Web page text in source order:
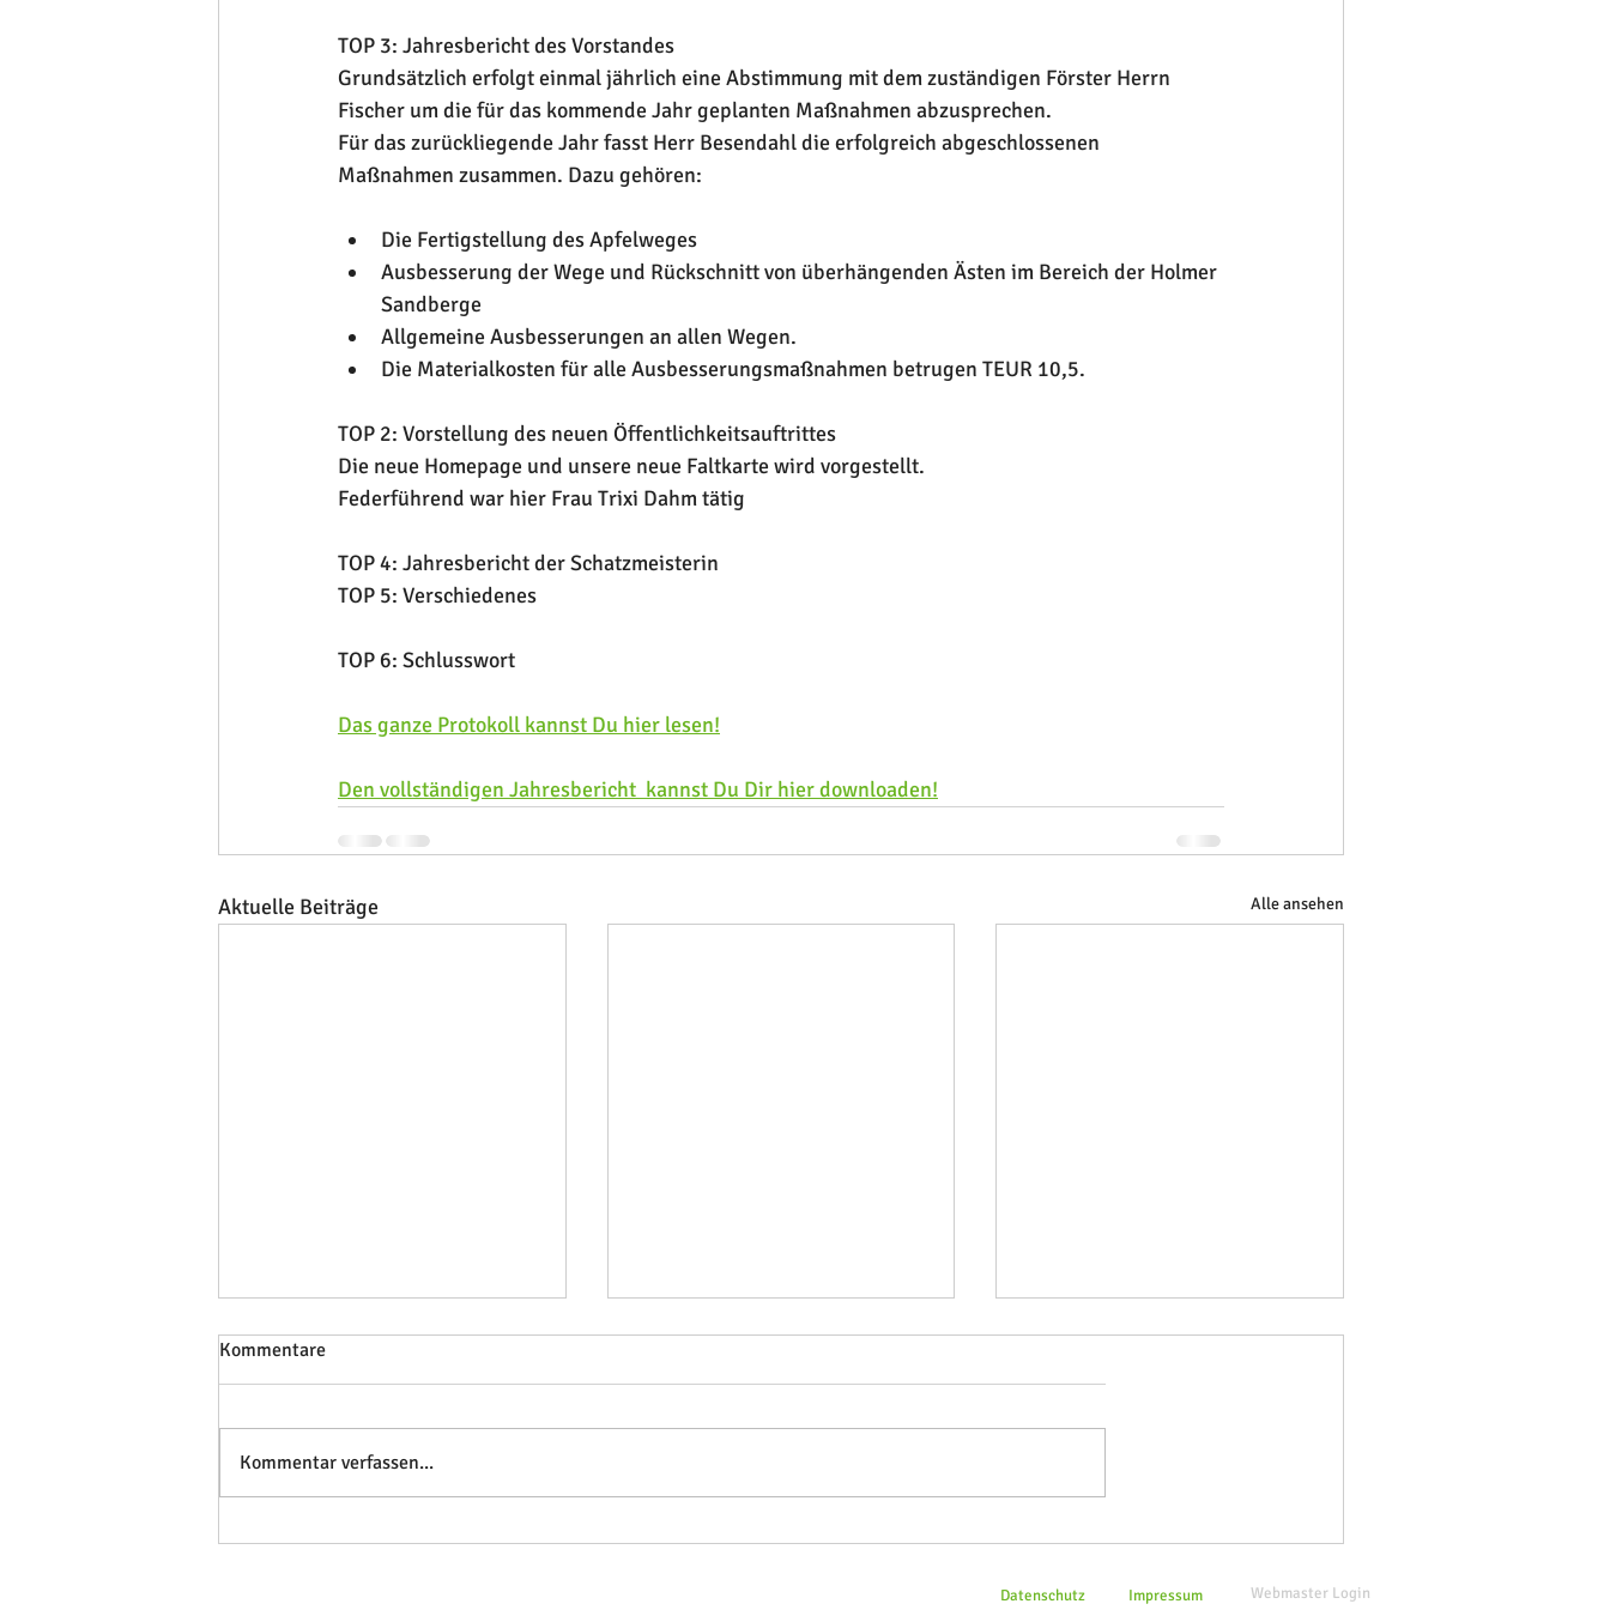
TOP 3: Jahresbericht des Vorstandes
Grundsätzlich erfolgt einmal jährlich eine Abstimmung mit dem zuständigen Förster Herrn
Fischer um die für das kommende Jahr geplanten Maßnahmen abzusprechen.
Für das zurückliegende Jahr fasst Herr Besendahl die erfolgreich abgeschlossenen
Maßnahmen zusammen. Dazu gehören:
Die Fertigstellung des Apfelweges
Ausbesserung der Wege und Rückschnitt von überhängenden Ästen im Bereich der Holmer
Sandberge
Allgemeine Ausbesserungen an allen Wegen.
Die Materialkosten für alle Ausbesserungsmaßnahmen betrugen TEUR 10,5.
TOP 2: Vorstellung des neuen Öffentlichkeitsauftrittes
Die neue Homepage und unsere neue Faltkarte wird vorgestellt.
Federführend war hier Frau Trixi Dahm tätig
TOP 4: Jahresbericht der Schatzmeisterin
TOP 5: Verschiedenes
TOP 6: Schlusswort
Das ganze Protokoll kannst Du hier lesen!
Den vollständigen Jahresbericht  kannst Du Dir hier downloaden!
Aktuelle Beiträge Alle ansehen
Kommentare
Kommentar verfassen...
Datenschutz Impressum Webmaster Login